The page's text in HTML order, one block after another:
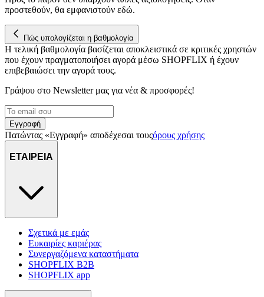
προστεθούν, θα εμφανιστούν εδώ.
Πώς υπολογίζεται η βαθμολογία
Η τελική βαθμολογία βασίζεται αποκλειστικά σε κριτικές χρηστών
που έχουν πραγματοποιήσει αγορά μέσω SHOPFLIX ή έχουν
επιβεβαιώσει την αγορά τους.
Γράψου στο Νewsletter μας για νέα & προσφορές!
Εγγραφή
Πατώντας «Εγγραφή» αποδέχεσαι τουςόρους χρήσης
ΕΤΑΙΡΕΙΑ
Σχετικά με εμάς
Ευκαιρίες καριέρας
Συνεργαζόμενα καταστήματα
SHOPFLIX B2B
SHOPFLIX app